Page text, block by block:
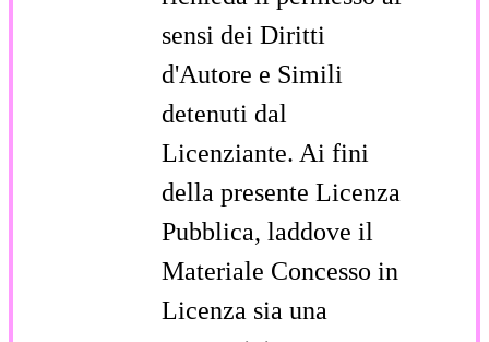
sensi dei Diritti
d'Autore e Simili
detenuti dal
Licenziante. Ai fini
della presente Licenza
Pubblica, laddove il
Materiale Concesso in
Licenza sia una